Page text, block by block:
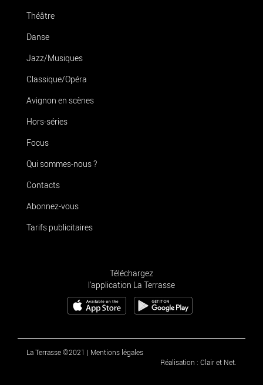
Théâtre
Danse
Jazz/Musiques
Classique/Opéra
Avignon en scènes
Hors-séries
Focus
Qui sommes-nous ?
Contacts
Abonnez-vous
Tarifs publicitaires
Téléchargez
l'application La Terrasse
La Terrasse ©2021 | Mentions légales
Réalisation : Clair et Net.